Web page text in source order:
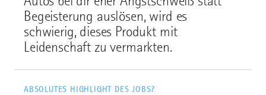
Begeisterung auslösen, wird es
schwierig, dieses Produkt mit
Leidenschaft zu vermarkten.
ABSOLUTES HIGHLIGHT DES JOBS?